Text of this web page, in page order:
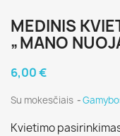
MEDINIS
„MANO
6,00 €
Su mokesčiais
Kvietimo